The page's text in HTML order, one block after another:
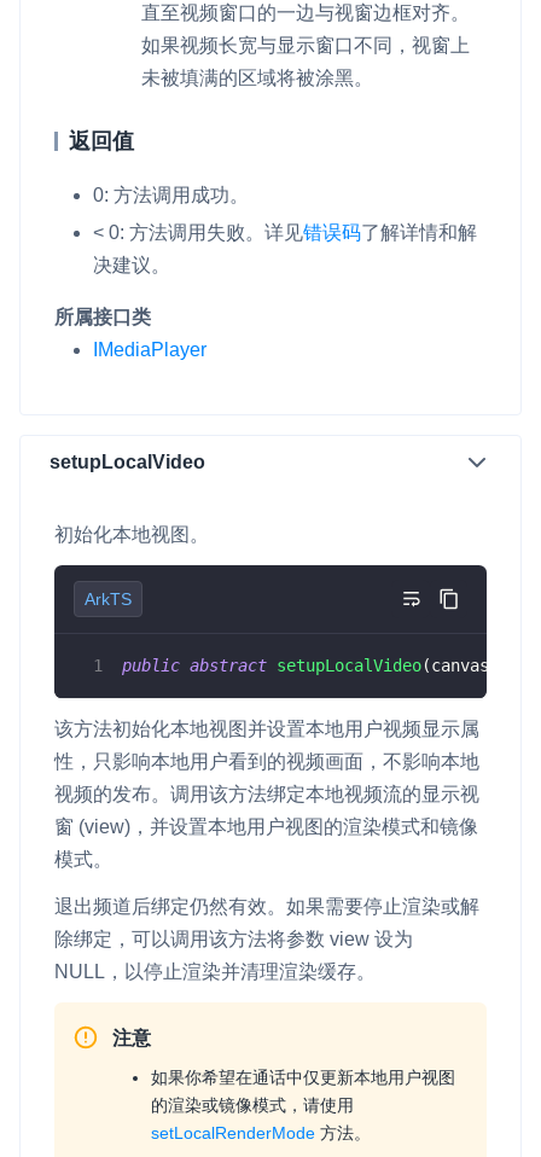
直至视频窗口的一边与视窗边框对齐。
如果视频长宽与显示窗口不同，视窗上
未被填满的区域将被涂黑。
返回值
0: 方法调用成功。
< 0: 方法调用失败。 详见错误码了解详情和解
决建议。
所属接口类
IMediaPlayer
setupLocalVideo
初始化本地视图。
ArkTS
public abstract setupLocalVideo(canvas
该方法初始化本地视图并设置本地用户视频显示属
性，只影响本地用户看到的视频画面，不影响本地
视频的发布。调用该方法绑定本地视频流的显示视
窗 (view)，并设置本地用户视图的渲染模式和镜像
模式。
退出频道后绑定仍然有效。如果需要停止渲染或解
除绑定，可以调用该方法将参数 view 设为
NULL ，以停止渲染并清理渲染缓存。
注意
如果你希望在通话中仅更新本地用户视图
的渲染或镜像模式，请使用
setLocalRenderMode 方法。